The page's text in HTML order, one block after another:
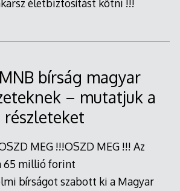
életbiztosítást kötni !!!
bírság magyar
– mutatjuk a
részleteket
MEG !!!OSZD MEG !!! Az
65 millió forint
bírságot szabott ki a Magyar